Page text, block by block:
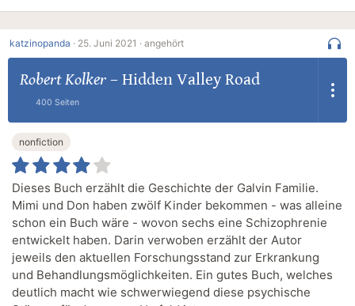
katzinopanda · 25. Juni 2021 · angehört
Robert Kolker– Hidden Valley Road
400 Seiten
nonfiction
Dieses Buch erzählt die Geschichte der Galvin Familie.
Mimi und Don haben zwölf Kinder bekommen - was alleine
schon ein Buch wäre - wovon sechs eine Schizophrenie
entwickelt haben. Darin verwoben erzählt der Autor
jeweils den aktuellen Forschungsstand zur Erkrankung
und Behandlungsmöglichkeiten. Ein gutes Buch, welches
deutlich macht wie schwerwiegend diese psychische